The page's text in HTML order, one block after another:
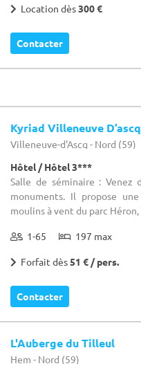
Location dès300 €
Contacter
Kyriad Villeneuve D’ascq
Villeneuve-d'Ascq - Nord (59)
Hôtel / Hôtel 3***
Salle de séminaire : Venez
monuments. Il propose
moulins à vent du parc Héron,
1-65 197 max
Forfait dès51 € / pers.
Contacter
L'Auberge du Tilleul
Hem - Nord (59)